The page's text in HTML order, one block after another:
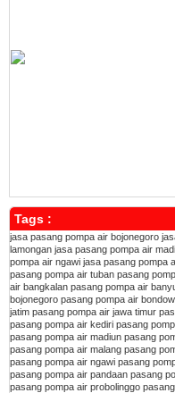
Tags :
jasa pasang pompa air bojonegoro
lamongan jasa pasang pompa air
pompa air ngawi jasa pasang pompa
pasang pompa air tuban pasang
air bangkalan pasang pompa air
bojonegoro pasang pompa air
jatim pasang pompa air jawa timur
pasang pompa air kediri pasang
pasang pompa air madiun pasang
pasang pompa air malang pasang
pasang pompa air ngawi pasang
pasang pompa air pandaan pasang
pasang pompa air probolinggo